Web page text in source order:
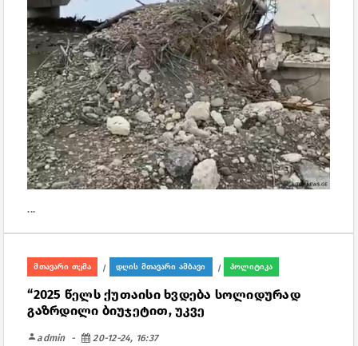
...
მთავარი თემა / დღის მთავარი ამბავი / პოლიტიკა
“2025 წელს ქუთაისი ხვდება სოლიდურად
გაზრდილი ბიუჯეტით, უკვე
person admin 20-12-24, 16:37